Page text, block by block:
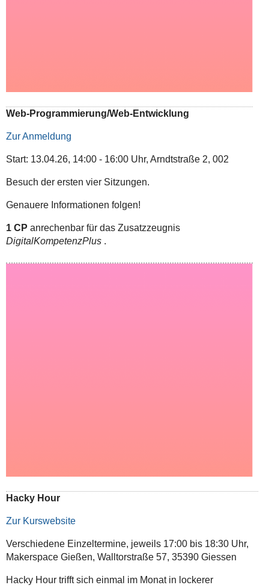
Web-Programmierung/Web-Entwicklung
Zur Anmeldung
Start: 13.04.26, 14:00 - 16:00 Uhr, Arndtstraße 2, 002
Besuch der ersten vier Sitzungen.
Genauere Informationen folgen!
1 CP anrechenbar für das Zusatzzeugnis
DigitalKompetenzPlus .
Hacky Hour
Zur Kurswebsite
Verschiedene Einzeltermine, jeweils 17:00 bis 18:30 Uhr,
Makerspace Gießen, Walltorstraße 57, 35390 Giessen
Hacky Hour trifft sich einmal im Monat in lockerer